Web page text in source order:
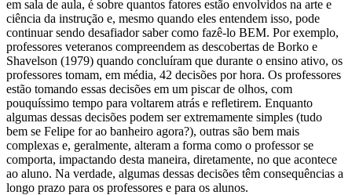
em sala de aula, é sobre quantos fatores estão envolvidos na arte e
ciência da instrução e, mesmo quando eles entendem isso, pode
continuar sendo desafiador saber como fazê-lo BEM. Por exemplo,
professores veteranos compreendem as descobertas de Borko e
Shavelson (1979) quando concluíram que durante o ensino ativo, os
professores tomam, em média, 42 decisões por hora. Os professores
estão tomando essas decisões em um piscar de olhos, com
pouquíssimo tempo para voltarem atrás e refletirem. Enquanto
algumas dessas decisões podem ser extremamente simples (tudo
bem se Felipe for ao banheiro agora?), outras são bem mais
complexas e, geralmente, alteram a forma como o professor se
comporta, impactando desta maneira, diretamente, no que acontece
ao aluno. Na verdade, algumas dessas decisões têm consequências a
longo prazo para os professores e para os alunos.